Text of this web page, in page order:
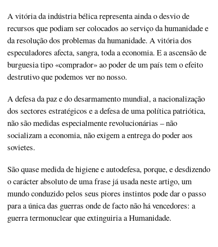
A vitória da indústria bélica representa ainda o desvio de
recursos que podiam ser colocados ao serviço da humanidade e
da resolução dos problemas da humanidade. A vitória dos
especuladores afecta, sangra, toda a economia. E a ascensão de
burguesia tipo «comprador» ao poder de um país tem o efeito
destrutivo que podemos ver no nosso.
A defesa da paz e do desarmamento mundial, a nacionalização
dos sectores estratégicos e a defesa de uma política patriótica,
não são medidas especialmente revolucionárias – não
socializam a economia, não exigem a entrega do poder aos
sovietes.
São quase medida de higiene e autodefesa, porque, e desdizendo
o carácter absoluto de uma frase já usada neste artigo, um
mundo conduzido pelos seus piores instintos pode dar o passo
para a única das guerras onde de facto não há vencedores: a
guerra termonuclear que extinguiria a Humanidade.